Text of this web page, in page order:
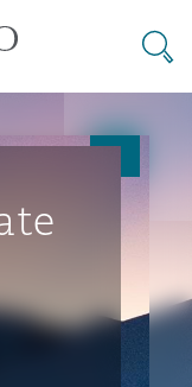
Arbitration
Disputes
Resources
Disputes
& Corruption
搜寻